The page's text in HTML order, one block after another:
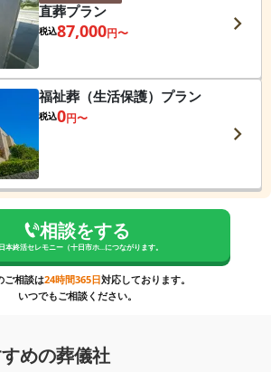
直葬プラン
税込87,000円〜
福祉葬（生活保護）プラン
税込0円〜
相談をする
本終活セレモニー（十日市ホ...につながります。
ご相談は24時間365日対応しております。
いつでもご相談ください。
めの葬儀社